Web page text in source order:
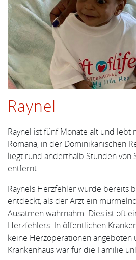
Raynel
Raynel ist fünf Monate alt und lebt
Romana, in der Dominikanischen
liegt rund anderthalb Stunden von
entfernt.
Raynels Herzfehler wurde bereits
entdeckt, als der Arzt ein
Ausatmen wahrnahm. Dies ist oft
Herzfehlers. In öffentlichen
keine Herzoperationen angeboten
Krankenhaus war für die Familie